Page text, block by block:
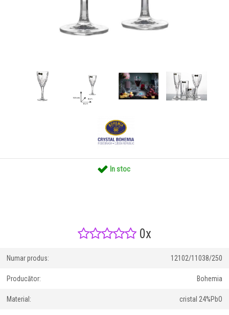
In stoc
0x
Numar produs: 12102/11038/250
Producător: Bohemia
Material: cristal 24%PbO